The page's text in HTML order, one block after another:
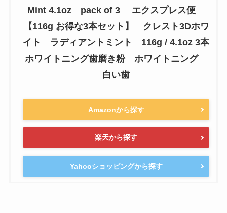
Mint 4.1oz pack of 3 エクスプレス便
【116g お得な3本セット】 クレスト3Dホワ
イト ラディアントミント 116g / 4.1oz 3本
ホワイトニング歯磨き粉 ホワイトニング
白い歯
Amazonから探す
楽天から探す
Yahooショッピングから探す